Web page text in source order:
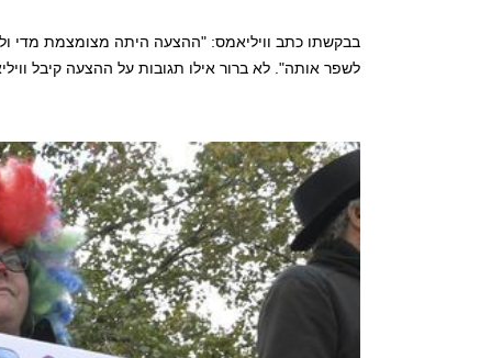
בבקשתו כתב וויליאמס: "ההצעה היתה מצומצמת מדי
לשפר אותה". לא ברור אילו תגובות על ההצעה קיבל